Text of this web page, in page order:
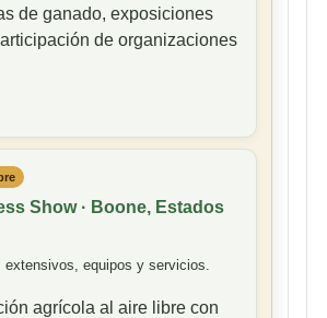
de ganado, exposiciones
de organizaciones
Show · Boone, Estados
equipos y servicios.
agrícola al aire libre con